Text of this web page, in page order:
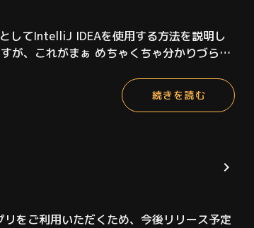
してIntelliJ IDEAを使用する方法を説明し
が、これがまぁ めちゃくちゃ分かりづら
続きを読む
をご利用いただくため、今後リリース予定